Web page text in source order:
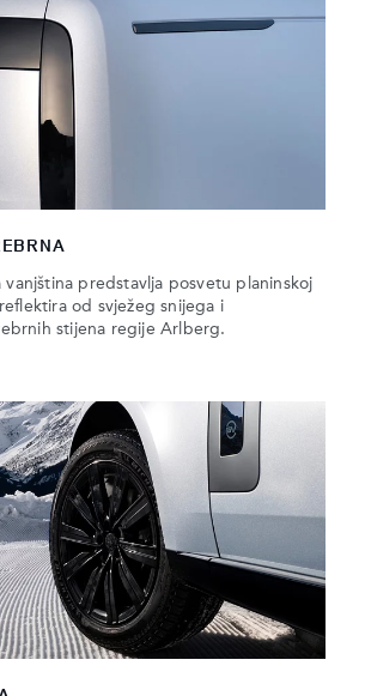
vanjština predstavlja posvetu planinskoj
od svježeg snijega i
stijena regije Arlberg.